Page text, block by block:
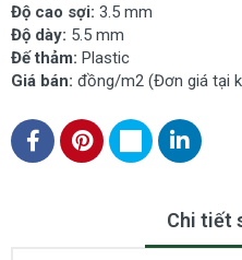
Độ cao sợi: 3.5 mm
Độ dày: 5.5 mm
Đế thảm: Plastic
Giá bán: đồng/m2 (Đơn giá tại
Chi tiết